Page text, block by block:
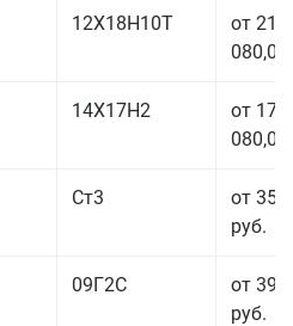
12Х18Н10Т
от 210
080,00
14Х17Н2
от 179
080,00
Ст3
от 35
руб.
09Г2С
от 39
руб.